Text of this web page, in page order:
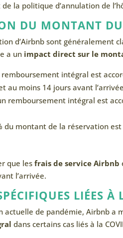
la politique d’annulation de
DU MONTANT
d’Airbnb sont généralement
a un impact direct sur le
intégral est
au moins 14 jours avant
remboursement intégral est
du montant de la réservation
que lesfrais de service Airbnb
l’arrivée.
LIÉES À
actuelle de pandémie, Airbnb a
dans certains cas liés à la